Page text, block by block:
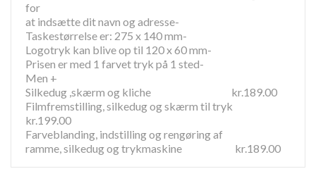
for
at indsætte dit navn og adresse-
Taskestørrelse er: 275 x 140 mm-
Logotryk kan blive op til 120 x 60 mm-
Prisen er med 1 farvet tryk på 1 sted-
Men +
Silkedug ,skærm og kliche kr.189.00
Filmfremstilling, silkedug og skærm til tryk
kr.199.00
Farveblanding, indstilling og rengøring af
ramme, silkedug og trykmaskine kr.189.00